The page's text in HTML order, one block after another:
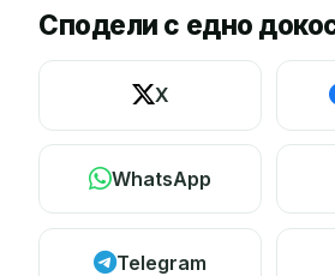
Сподели с едно
X
WhatsApp
Telegram